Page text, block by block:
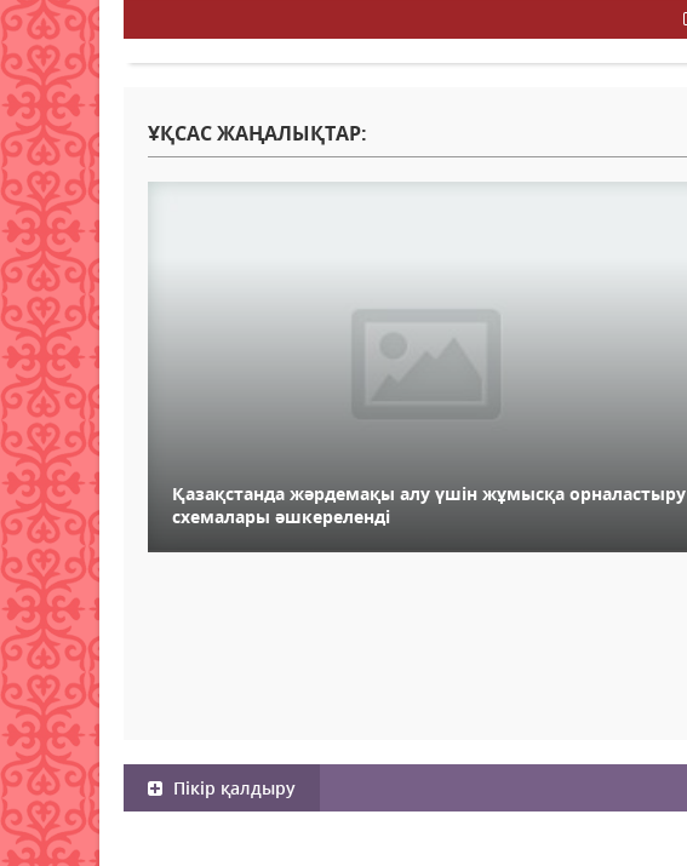
ҰҚСАС ЖАҢАЛЫҚТАР:
Қазақстанда жәрдемақы алу үшін жұмысқа орналастыру
схемалары әшкереленді
Пікір қалдыру